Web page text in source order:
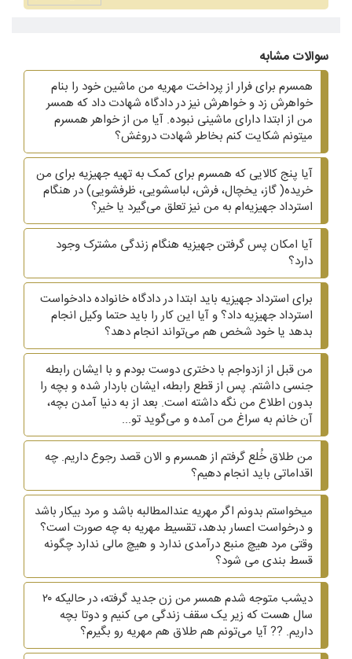
سوالات مشابه
همسرم برای فرار از پرداخت مهریه من ماشین خود را بنام
خواهرش زد و خواهرش نیز در دادگاه شهادت داد که همسر
من از ابتدا دارای ماشینی نبوده. آیا من از خواهر همسرم
میتونم شکایت کنم بخاطر شهادت دروغش؟
آیا پنج کالایی که همسرم برای کمک به تهیه جهیزیه برای من
خریده( گاز، یخچال، فرش، لباسشویی، ظرفشویی)‌ در هنگام
استرداد جهیزیه‌ام به من نیز تعلق می‌گیرد یا خیر؟
آیا امکان پس گرفتن جهیزیه هنگام زندگی مشترک وجود
دارد؟
برای استرداد جهیزیه باید ابتدا در دادگاه خانواده دادخواست
استرداد جهیزیه داد؟ و آیا این کار را باید حتما وکیل انجام
بدهد یا خود شخص هم می‌تواند انجام دهد؟
من قبل از ازدواجم با دختری دوست بودم و با ایشان رابطه
جنسی داشتم. پس از قطع رابطه، ایشان باردار شده و بچه را
بدون اطلاع من نگه داشته است. بعد از به دنیا آمدن بچه،
آن خانم به سراغ من آمده و می‌گوید تو...
من طلاق خُلع گرفتم از همسرم و الان قصد رجوع داریم. چه
اقداماتی باید انجام دهیم؟
میخواستم بدونم اگر مهریه عندالمطالبه باشد و مرد بیکار باشد
و درخواست اعسار بدهد، تقسیط مهریه به چه صورت است؟
وقتی مرد هیچ منبع درآمدی ندارد و هیچ مالی ندارد چگونه
قسط بندی می شود؟
دیشب متوجه شدم همسر من زن جدید گرفته، در حالیکه ۲۰
سال هست که زیر یک سقف زندگی می کنیم و دوتا بچه
داریم. ?? آیا می‌تونم هم طلاق هم مهریه رو بگیرم؟